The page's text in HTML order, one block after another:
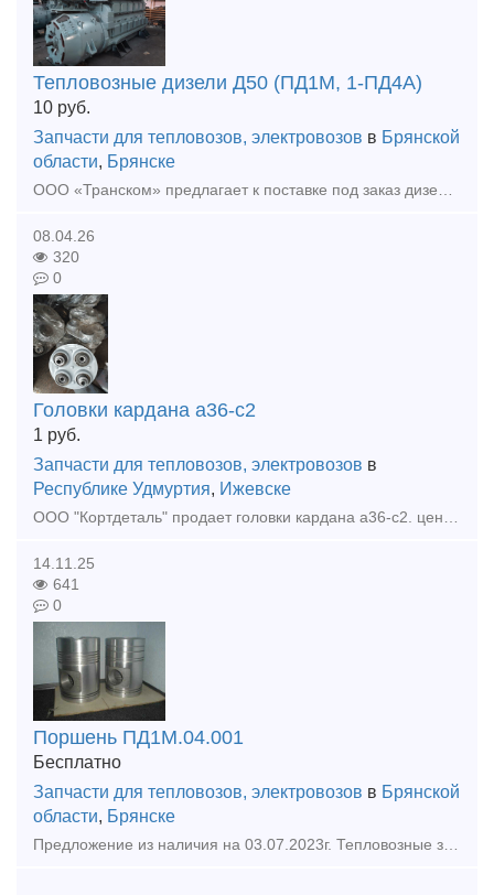
Тепловозные дизели Д50 (ПД1М, 1-ПД4А)
10 руб.
Запчасти для тепловозов, электровозов в Брянской
области, Брянске
ООО «Транском» предлагает к поставке под заказ дизель Д50 (ПД1М) после КР. Ремонт осуществляется предприятием на собственной базе. Гарантия на выполненные работы, полноценное документальное сопровож
08.04.26
320
0
Головки кардана а36-с2
1 руб.
Запчасти для тепловозов, электровозов в
Республике Удмуртия, Ижевске
ООО "Кортдеталь" продает головки кардана а36-с2. цена с ндс. Оперативная отправка из Ижевска.
14.11.25
641
0
Поршень ПД1М.04.001
Бесплатно
Запчасти для тепловозов, электровозов в Брянской
области, Брянске
Предложение из наличия на 03.07.2023г. Тепловозные запчасти в ассортиментe из наличия Д50,Д49, 6ЧН 21\21,Д67 продукция на тепловозы ТЭМ2 ; ТГМ4; ТГМ 6 ; 2 ТЭ116 и др. № п\п Наименование продукц